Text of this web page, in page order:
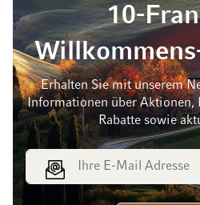
10-
Erhalten Sie mit unserem
Informationen über Aktionen,
Rabatte sowie
E-Mail Adresse